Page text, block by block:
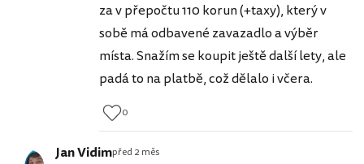
za v přepočtu 110 korun (+taxy), který v
sobě má odbavené zavazadlo a výběr
místa. Snažím se koupit ještě další lety, ale
padá to na platbě, což dělalo i včera.
0
Jan Vidimpřed 2 měs